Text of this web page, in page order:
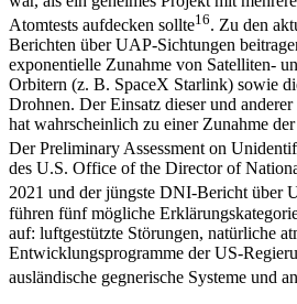
Atomtests aufdecken sollte16. Zu den
Berichten über UAP-Sichtungen
exponentielle Zunahme von Satelliten-
Orbitern (z. B. SpaceX Starlink) sowie
Drohnen. Der Einsatz dieser und
hat wahrscheinlich zu einer Zunahme
Der Preliminary Assessment on
des U.S. Office of the Director of
2021 und der jüngste DNI-Bericht über
führen fünf mögliche
auf: luftgestützte Störungen, natürliche
Entwicklungsprogramme der US-
ausländische gegnerische Systeme und